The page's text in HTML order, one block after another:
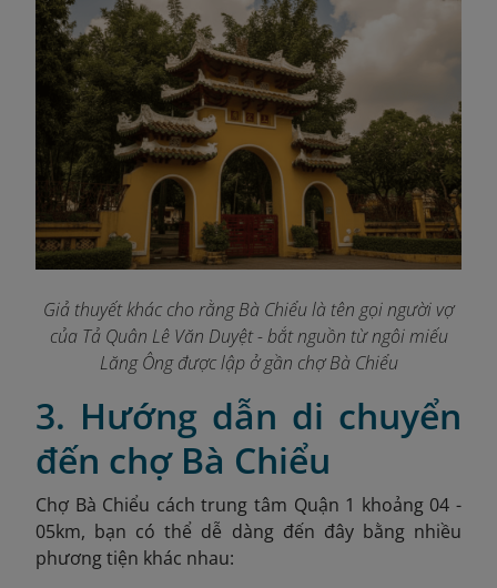
Giả thuyết khác cho rằng Bà Chiểu là tên gọi người vợ
của Tả Quân Lê Văn Duyệt - bắt nguồn từ ngôi miếu
Lăng Ông được lập ở gần chợ Bà Chiểu
3. Hướng dẫn di chuyển
đến chợ Bà Chiểu
Chợ Bà Chiểu cách trung tâm Quận 1 khoảng 04 -
05km, bạn có thể dễ dàng đến đây bằng nhiều
phương tiện khác nhau: